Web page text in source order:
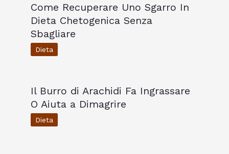
Come Recuperare Uno Sgarro In
Dieta Chetogenica Senza
Sbagliare
Dieta
Il Burro di Arachidi Fa Ingrassare
O Aiuta a Dimagrire
Dieta